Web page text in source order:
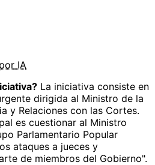
IA
La iniciativa consiste en
dirigida al Ministro de la
y Relaciones con las Cortes.
es cuestionar al Ministro
Parlamentario Popular
ataques a jueces y
de miembros del Gobierno".